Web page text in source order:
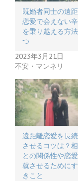
既婚者同士の遠
恋愛で会えない
を乗り越える方法
つ
2023年3月21日
不安・マンネリ
遠距離恋愛を長
させるコツは？
との関係性や恋
就させるために
きこと